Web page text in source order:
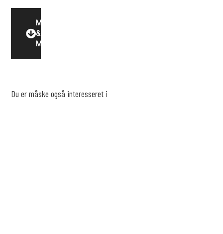
Motor
&
Miljø
Du er måske også interesseret i